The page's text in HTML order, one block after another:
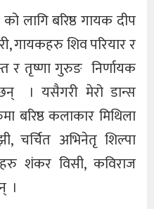
लागि बरिष्ठ गायक दीप
गायकहरु शिव परियार र
र तृष्णा गुरुङ निर्णायक
। यसैगरी मेरो डान्स
बरिष्ठ कलाकार मिथिला
चर्चित अभिनेतृ शिल्पा
शंकर विसी, कविराज
।